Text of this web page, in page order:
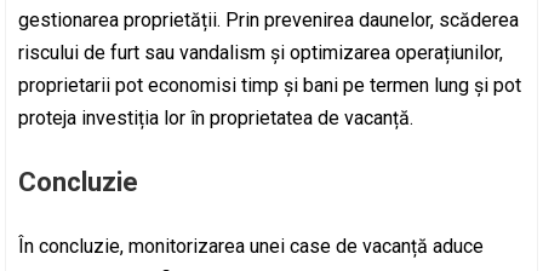
gestionarea proprietății. Prin prevenirea daunelor, scăderea
riscului de furt sau vandalism și optimizarea operațiunilor,
proprietarii pot economisi timp și bani pe termen lung și pot
proteja investiția lor în proprietatea de vacanță.
Concluzie
În concluzie, monitorizarea unei case de vacanță aduce